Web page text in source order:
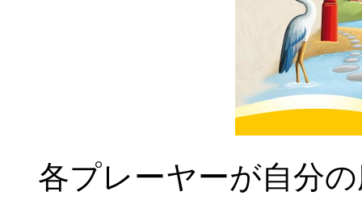
各プレーヤーが自分